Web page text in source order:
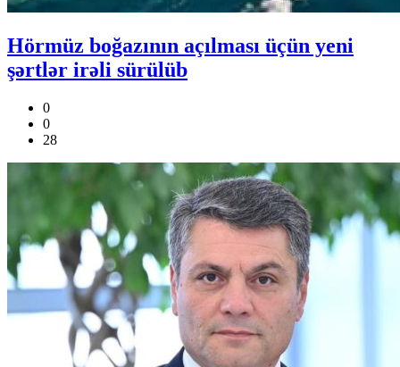
Hörmüz boğazının açılması üçün yeni
şərtlər irəli sürülüb
0
0
28